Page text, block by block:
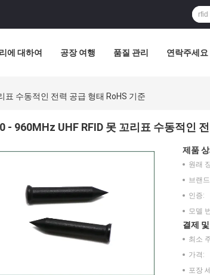
에 대하여 공장 여행 품질 관리 연락주세요
표 수동적인 전력 공급 형태 RoHS 기준
- 960MHz UHF RFID 못 꼬리표 수동적인
제품
원래
브랜
인증:
모델
결제
최소
가격:
포장